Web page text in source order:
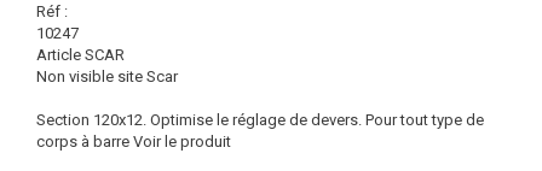
Réf :
10247
Article SCAR
Non visible site Scar
Section 120x12. Optimise le réglage de devers. Pour tout type de
corps à barre Voir le produit